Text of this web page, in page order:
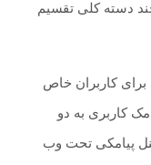
دسته کلی تقسیم
برای کاربران خاص
کاربری به دو
پیامکی تحت وب